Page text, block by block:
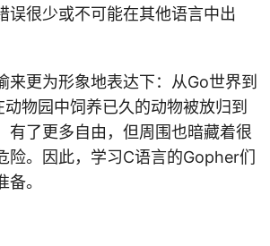
误很少或不可能在其他语言中出
来更为形象地表达下：从Go世界到
物园中饲养已久的动物被放归到
有了更多自由，但周围也暗藏着很
险。因此，学习C语言的Gopher们
。